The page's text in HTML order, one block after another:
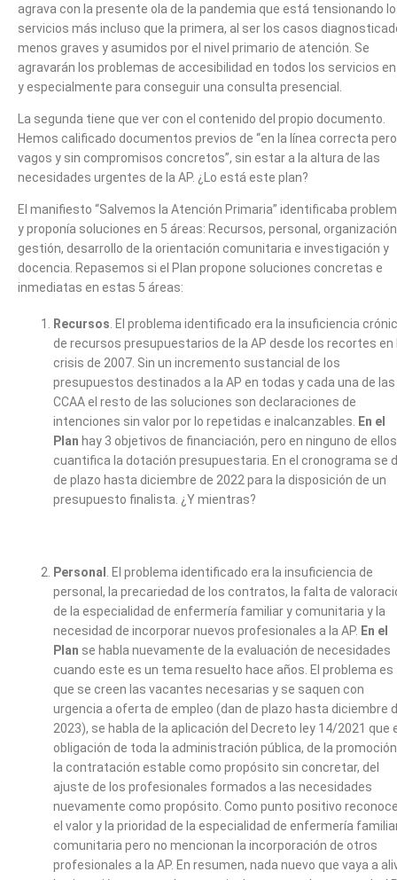
agrava con la presente ola de la pandemia que está tensionando
servicios más incluso que la primera, al ser los casos
menos graves y asumidos por el nivel primario de atención. Se
agravarán los problemas de accesibilidad en todos los servicios en
y especialmente para conseguir una consulta presencial.
La segunda tiene que ver con el contenido del propio documento.
Hemos calificado documentos previos de “en la línea correcta pero
vagos y sin compromisos concretos”, sin estar a la altura de las
necesidades urgentes de la AP. ¿Lo está este plan?
El manifiesto “Salvemos la Atención Primaria” identificaba
y proponía soluciones en 5 áreas: Recursos, personal,
gestión, desarrollo de la orientación comunitaria e investigación y
docencia. Repasemos si el Plan propone soluciones concretas e
inmediatas en estas 5 áreas:
Recursos . El problema identificado era la insuficiencia
de recursos presupuestarios de la AP desde los recortes en
crisis de 2007. Sin un incremento sustancial de los
presupuestos destinados a la AP en todas y cada una de las
CCAA el resto de las soluciones son declaraciones de
intenciones sin valor por lo repetidas e inalcanzables. En el
Plan hay 3 objetivos de financiación, pero en ninguno de
cuantifica la dotación presupuestaria. En el cronograma se
de plazo hasta diciembre de 2022 para la disposición de un
presupuesto finalista. ¿Y mientras?
Personal . El problema identificado era la insuficiencia de
personal, la precariedad de los contratos, la falta de
de la especialidad de enfermería familiar y comunitaria y la
necesidad de incorporar nuevos profesionales a la AP. En el
Plan se habla nuevamente de la evaluación de necesidades
cuando este es un tema resuelto hace años. El problema es
que se creen las vacantes necesarias y se saquen con
urgencia a oferta de empleo (dan de plazo hasta diciembre
2023), se habla de la aplicación del Decreto ley 14/2021 que
obligación de toda la administración pública, de la
la contratación estable como propósito sin concretar, del
ajuste de los profesionales formados a las necesidades
nuevamente como propósito. Como punto positivo
el valor y la prioridad de la especialidad de enfermería
comunitaria pero no mencionan la incorporación de otros
profesionales a la AP. En resumen, nada nuevo que vaya a